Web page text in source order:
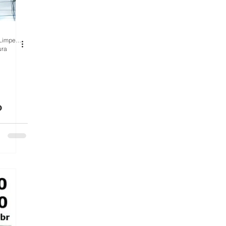
BH Renovo Reformas Prediais BH: Limpeza Manutenção Predial Fachada